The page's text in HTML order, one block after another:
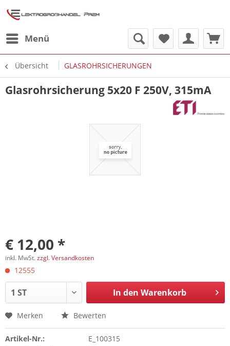
Menü
Übersicht GLASROHRSICHERUNGEN
Glasrohrsicherung 5x20 F 250V, 315mA
€ 12,00 *
inkl. MwSt.zzgl. Versandkosten
12555
In den Warenkorb
Merken Bewerten
Artikel-Nr.:
E_100315